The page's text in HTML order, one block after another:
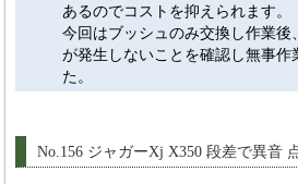
あるのでコストを抑えられます。
今回はブッシュのみ交換し作業後
が発生しないことを確認し無事作
た。
No.156 ジャガーXj X350 段差で異音